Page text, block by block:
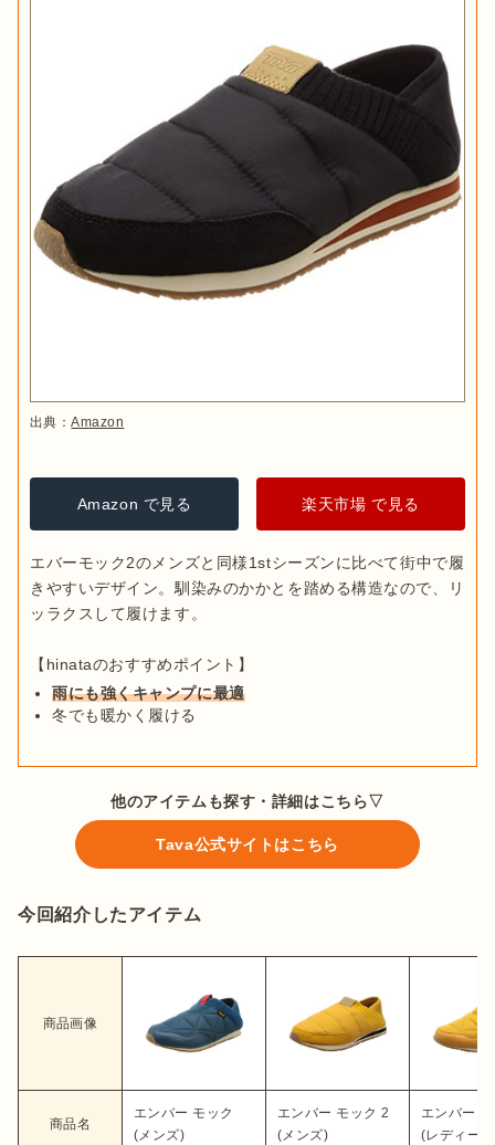
出典：Amazon
Amazon で見る 楽天市場 で見る
エバーモック2のメンズと同様1stシーズンに比べて街中で履
きやすいデザイン。馴染みのかかとを踏める構造なので、リ
ッラクスして履けます。
雨にも強くキャンプに最適
冬でも暖かく履ける
他のアイテムも探す・詳細はこちら▽
Tava公式サイトはこちら
今回紹介したアイテム
商品画像
商品名
エンバー モック
(メンズ)
エンバー モック 2
(メンズ)
エンバー
(レディー